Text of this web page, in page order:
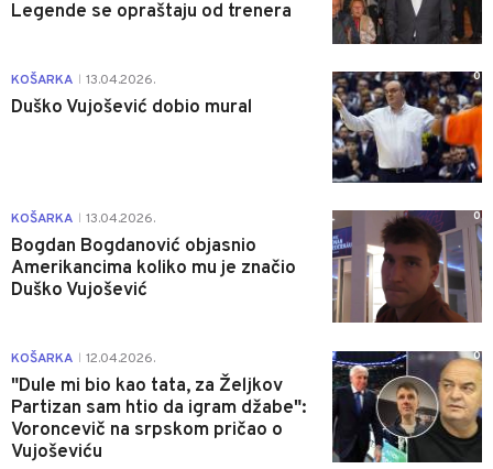
Legende se opraštaju od trenera
KOŠARKA 13.04.2026.
Duško Vujošević dobio mural
0
KOŠARKA 13.04.2026.
Bogdan Bogdanović objasnio
Amerikancima koliko mu je značio
Duško Vujošević
0
KOŠARKA 12.04.2026.
"Dule mi bio kao tata, za Željkov
Partizan sam htio da igram džabe":
Voroncevič na srpskom pričao o
Vujoševiću
0